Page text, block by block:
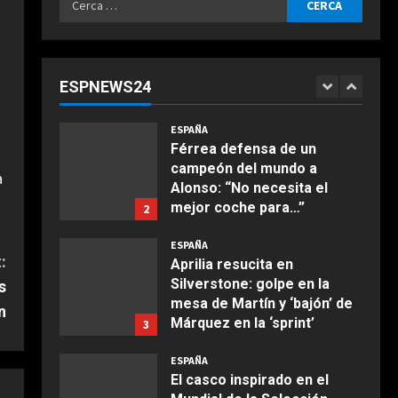
ESPNEWS24
1
Rossi, pero lo cierto es que
Agosto 9, 2026
2
ESPAÑA
Férrea defensa de un
campeón del mundo a
Alonso: “No necesita el
mejor coche para…”
3
ESPAÑA
Aprilia resucita en
Silverstone: golpe en la
mesa de Martín y ‘bajón’ de
Márquez en la ‘sprint’
ESPAÑA
El casco inspirado en el
COCINA
Ensalada de espinacas
deliciosa
Maggio 28, 2026
Boquerones fritos en
freidora de aire
Aprile 24, 2026
Buñuelos de alcachofas